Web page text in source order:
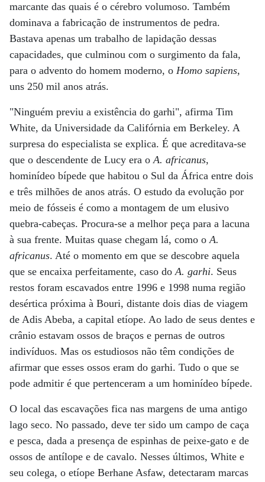
marcante das quais é o cérebro volumoso. Também
dominava a fabricação de instrumentos de pedra.
Bastava apenas um trabalho de lapidação dessas
capacidades, que culminou com o surgimento da fala,
para o advento do homem moderno, o Homo sapiens,
uns 250 mil anos atrás.
"Ninguém previu a existência do garhi", afirma Tim
White, da Universidade da Califórnia em Berkeley. A
surpresa do especialista se explica. É que acreditava-se
que o descendente de Lucy era oA. africanus,
hominídeo bípede que habitou o Sul da África entre dois
e três milhões de anos atrás. O estudo da evolução por
meio de fósseis é como a montagem de um elusivo
quebra-cabeças. Procura-se a melhor peça para a lacuna
à sua frente. Muitas quase chegam lá, como oA.
africanus. Até o momento em que se descobre aquela
que se encaixa perfeitamente, caso doA. garhi. Seus
restos foram escavados entre 1996 e 1998 numa região
desértica próxima à Bouri, distante dois dias de viagem
de Adis Abeba, a capital etíope. Ao lado de seus dentes e
crânio estavam ossos de braços e pernas de outros
indivíduos. Mas os estudiosos não têm condições de
afirmar que esses ossos eram do garhi. Tudo o que se
pode admitir é que pertenceram a um hominídeo bípede.
O local das escavações fica nas margens de uma antigo
lago seco. No passado, deve ter sido um campo de caça
e pesca, dada a presença de espinhas de peixe-gato e de
ossos de antílope e de cavalo. Nesses últimos, White e
seu colega, o etíope Berhane Asfaw, detectaram marcas